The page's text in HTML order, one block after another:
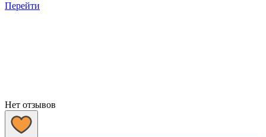
Перейти
Нет отзывов